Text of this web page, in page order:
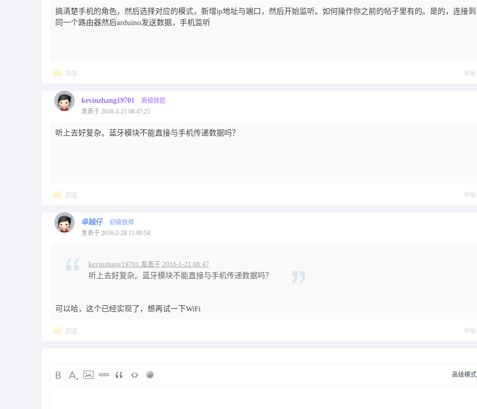
搞清楚手机的角色，然后选择对应的模式，新增ip地址与端口，然后开始监听。如何操作你之前的帖子里有的。是的，连接到
同一个路由器然后arduino发送数据，手机监听
回复 举报
kevinzhang19701
高级技匠
发表于 2016-1-21 08:47:25
听上去好复杂。蓝牙模块不能直接与手机传递数据吗？
回复 举报
卓越仔
初级技师
发表于 2016-2-28 11:00:54
kevinzhang19701 发表于 2016-1-21 08:47
听上去好复杂。蓝牙模块不能直接与手机传递数据吗？
可以哈，这个已经实现了，想再试一下WiFi
回复 举报
高级模式